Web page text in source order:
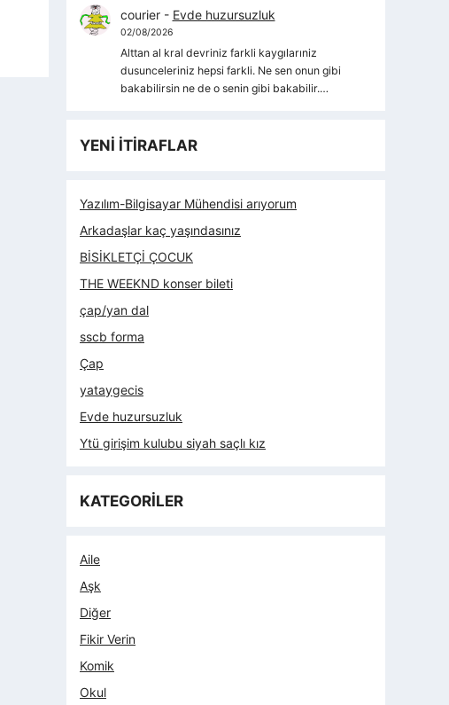
courier- Evde huzursuzluk
02/08/2026
Alttan al kral devriniz farkli kaygılarıniz
dusunceleriniz hepsi farkli. Ne sen onun gibi
bakabilirsin ne de o senin gibi bakabilir.…
YENİ İTİRAFLAR
Yazılım-Bilgisayar Mühendisi arıyorum
Arkadaşlar kaç yaşındasınız
BİSİKLETÇİ ÇOCUK
THE WEEKND konser bileti
çap/yan dal
sscb forma
Çap
yataygecis
Evde huzursuzluk
Ytü girişim kulubu siyah saçlı kız
KATEGORİLER
Aile
Aşk
Diğer
Fikir Verin
Komik
Okul